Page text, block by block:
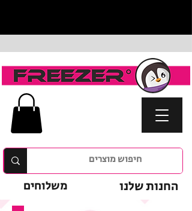
החנות שלנו משלוחים